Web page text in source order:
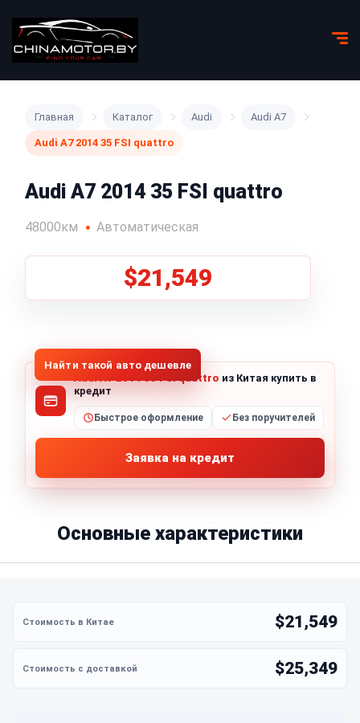
Главная Каталог Audi Audi A7
Audi A7 2014 35 FSI quattro
Audi A7 2014 35 FSI quattro
48000км Автоматическая
$21,549
Найти такой авто дешевле
Audi A7 2014 35 FSI quattro из Китая купить в
кредит
Быстрое оформление Без поручителей
Заявка на кредит
Основные характеристики
$21,549
$25,349